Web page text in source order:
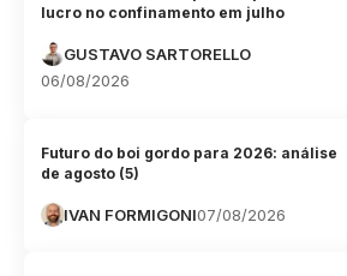
lucro no confinamento em julho
GUSTAVO SARTORELLO
06/08/2026
Futuro do boi gordo para 2026: análise
de agosto (5)
IVAN FORMIGONI07/08/2026